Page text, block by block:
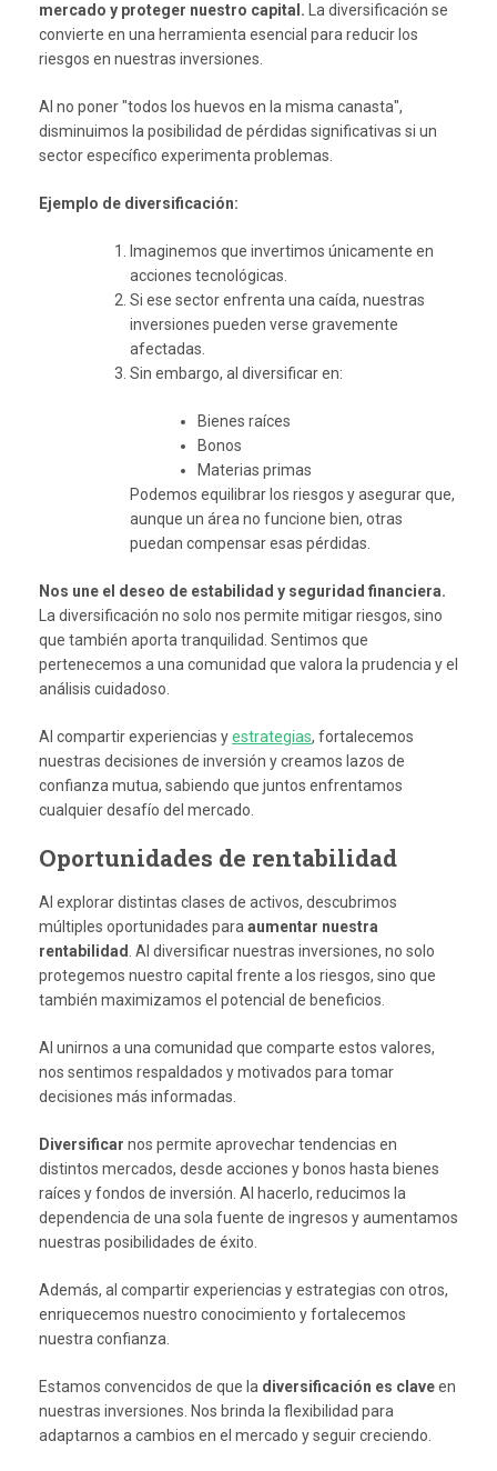
mercado y proteger nuestro capital. La diversificación se
convierte en una herramienta esencial para reducir los
riesgos en nuestras inversiones.
Al no poner "todos los huevos en la misma canasta",
disminuimos la posibilidad de pérdidas significativas si un
sector específico experimenta problemas.
Ejemplo de diversificación:
Imaginemos que invertimos únicamente en
acciones tecnológicas.
Si ese sector enfrenta una caída, nuestras
inversiones pueden verse gravemente
afectadas.
Sin embargo, al diversificar en:
Bienes raíces
Bonos
Materias primas
Podemos equilibrar los riesgos y asegurar que,
aunque un área no funcione bien, otras
puedan compensar esas pérdidas.
Nos une el deseo de estabilidad y seguridad financiera.
La diversificación no solo nos permite mitigar riesgos, sino
que también aporta tranquilidad. Sentimos que
pertenecemos a una comunidad que valora la prudencia y el
análisis cuidadoso.
Al compartir experiencias yestrategias, fortalecemos
nuestras decisiones de inversión y creamos lazos de
confianza mutua, sabiendo que juntos enfrentamos
cualquier desafío del mercado.
Oportunidades de rentabilidad
Al explorar distintas clases de activos, descubrimos
múltiples oportunidades para aumentar nuestra
rentabilidad . Al diversificar nuestras inversiones, no solo
protegemos nuestro capital frente a los riesgos, sino que
también maximizamos el potencial de beneficios.
Al unirnos a una comunidad que comparte estos valores,
nos sentimos respaldados y motivados para tomar
decisiones más informadas.
Diversificar nos permite aprovechar tendencias en
distintos mercados, desde acciones y bonos hasta bienes
raíces y fondos de inversión. Al hacerlo, reducimos la
dependencia de una sola fuente de ingresos y aumentamos
nuestras posibilidades de éxito.
Además, al compartir experiencias y estrategias con otros,
enriquecemos nuestro conocimiento y fortalecemos
nuestra confianza.
Estamos convencidos de que la diversificación es claveen
nuestras inversiones. Nos brinda la flexibilidad para
adaptarnos a cambios en el mercado y seguir creciendo.